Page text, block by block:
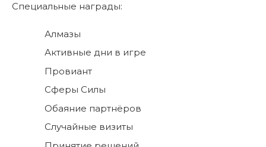
Специальные награды:
Алмазы
Активные дни в игре
Провиант
Сферы Силы
Обаяние партнёров
Случайные визиты